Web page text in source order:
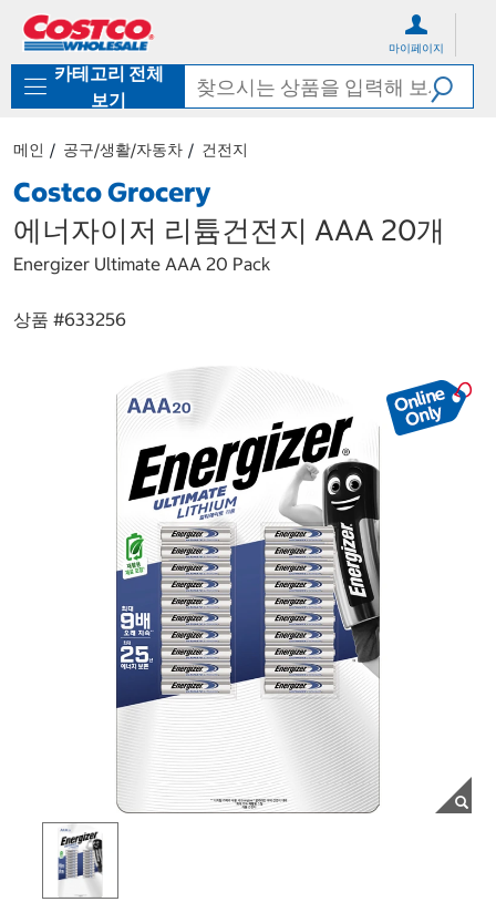
로
기
가
마이페이지
카테고리 전체
보기
메인 공구/생활/자동차 건전지
Costco Grocery
에너자이저 리튬건전지 AAA 20개
Energizer Ultimate AAA 20 Pack
상품 #633256